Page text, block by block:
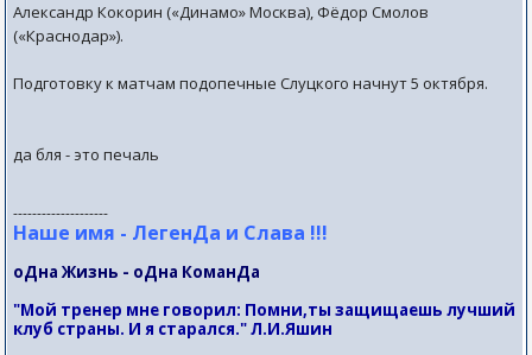
Александр Кокорин («Динамо» Москва), Фёдор Смолов
(«Краснодар»).
Подготовку к матчам подопечные Слуцкого начнут 5 октября.
да бля - это печаль
--------------------
Наше имя - ЛегенДа и Слава !!!
оДна Жизнь - оДна КоманДа
"Мой тренер мне говорил: Помни,ты защищаешь лучший
клуб страны. И я старался." Л.И.Яшин